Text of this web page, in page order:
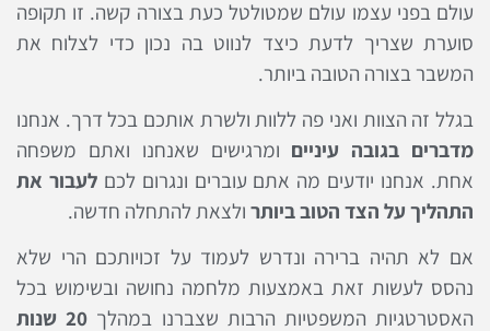
עולם בפני עצמו עולם שמטולטל כעת בצורה קשה. זו תקופה
סוערת שצריך לדעת כיצד לנווט בה נכון כדי לצלוח את
המשבר בצורה הטובה ביותר.
בגלל זה הצוות ואני פה ללוות ולשרת אותכם בכל דרך. אנחנו
מדברים בגובה עיניים ומרגישים שאנחנו ואתם משפחה
אחת. אנחנו יודעים מה אתם עוברים ונגרום לכםלעבור את
התהליך על הצד הטוב ביותר ולצאת להתחלה חדשה.
אם לא תהיה ברירה ונדרש לעמוד על זכויותכם הרי שלא
נהסס לעשות זאת באמצעות מלחמה נחושה ובשימוש בכל
האסטרטגיות המשפטיות הרבות שצברנו במהלך
20 שנות